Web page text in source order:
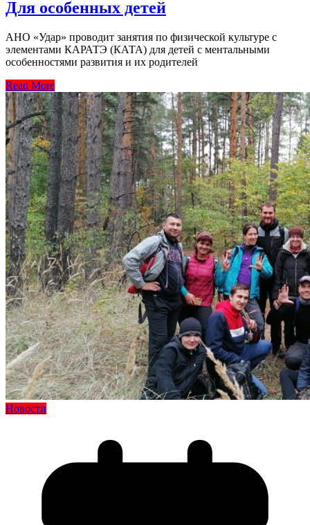
Для особенных детей
АНО «Удар» проводит занятия по физической культуре с
элементами КАРАТЭ (КАТА) для детей с ментальными
особенностями развития и их родителей
Read More
Новости